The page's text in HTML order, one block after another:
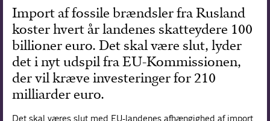
Import af fossile brændsler fra Rusland
koster hvert år landenes skatteydere 100
billioner euro. Det skal være slut, lyder
det i nyt udspil fra EU-Kommissionen,
der vil kræve investeringer for 210
milliarder euro.
Det skal væres slut med EU-landenes afhængighed af import